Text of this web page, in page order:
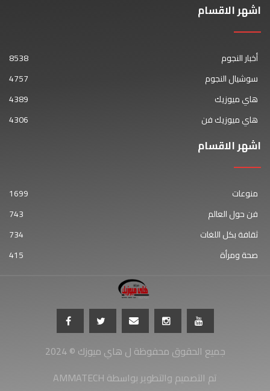
اشهر الاقسام
أخبار النجوم
8538
سوشيال النجوم
4757
هاي ميوزيك
4389
هاي ميوزيك فن
4306
اشهر الاقسام
منوعات
1699
فن حول العالم
743
ثقافة بكل اللغات
734
صحة ومرأة
415
جميع الحقوق محفوظة ل هاي ميوزك © 2024
AMMATECH تم التصميم والتطوير بواسطة